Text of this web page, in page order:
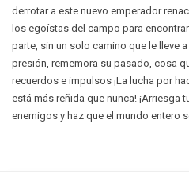
derrotar a este nuevo emperador
los egoístas del campo para
parte, sin un solo camino que le lleve
presión, rememora su pasado, cosa
recuerdos e impulsos ¡La lucha por
está más reñida que nunca! ¡Arriesga
enemigos y haz que el mundo entero